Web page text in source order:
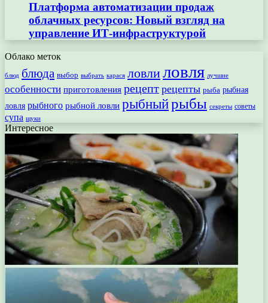
Платформа автоматизации продаж
облачных ресурсов: Новый взгляд на
управление ИТ-инфраструктурой
Облако меток
блюд блюда выбор выбрать карася ловлиловля лучшие
особенности приготовления рецепт рецепты рыба рыбная
ловля рыбного рыбной ловли рыбныйрыбы секреты советы
супа щуки
Интересное